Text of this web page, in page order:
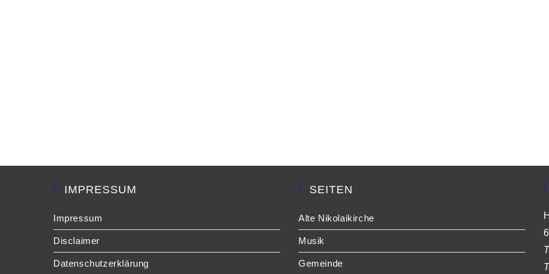
IMPRESSUM
Impressum
Disclaimer
Datenschutzerklärung
SEITEN
Alte Nikolaikirche
Musik
Gemeinde